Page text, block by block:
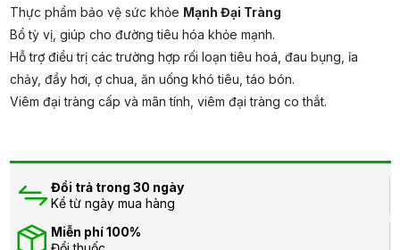
Thực phẩm bảo vệ sức khỏe Mạnh Đại Tràng
Bổ tỳ vị, giúp cho đường tiêu hóa khỏe mạnh.
Hỗ trợ điều trị các trường hợp rối loạn tiêu hoá, đau bụng, ỉa
chảy, đầy hơi, ợ chua, ăn uống khó tiêu, táo bón.
Viêm đại tràng cấp và mãn tính, viêm đại tràng co thắt.
Đổi trả trong 30 ngày
Kể từ ngày mua hàng
Miễn phí 100%